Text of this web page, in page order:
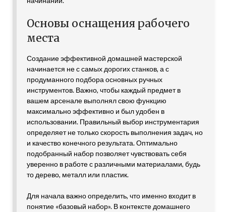
Основы оснащения рабочего
места
Создание эффективной домашней мастерской
начинается не с самых дорогих станков, а с
продуманного подбора основных ручных
инструментов. Важно, чтобы каждый предмет в
вашем арсенале выполнял свою функцию
максимально эффективно и был удобен в
использовании. Правильный выбор инструментария
определяет не только скорость выполнения задач, но
и качество конечного результата. Оптимально
подобранный набор позволяет чувствовать себя
уверенно в работе с различными материалами, будь
то дерево, металл или пластик.
Для начала важно определить, что именно входит в
понятие «базовый набор». В контексте домашнего